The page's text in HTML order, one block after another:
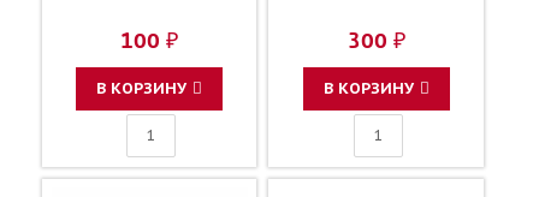
100 ₽
В КОРЗИНУ
300 ₽
В КОРЗИНУ